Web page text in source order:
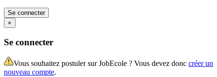
Se connecter
×
Se connecter
Vous souhaitez postuler sur JobEcole ? Vous devez donc créer un
nouveau compte.